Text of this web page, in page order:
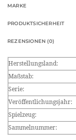
MARKE
PRODUKTSICHERHEIT
REZENSIONEN (0)
Herstellungsland:
Maßstab:
Serie:
Veröffentlichungsjahr:
Spielzeug:
Sammelnummer: